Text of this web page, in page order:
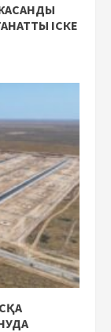
ІСКЕ